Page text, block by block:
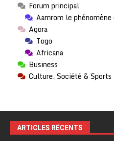
Forum principal
Aamrom le
Agora
Togo
Africana
Business
Culture, Société & Sports
ARTICLES RÉCENTS